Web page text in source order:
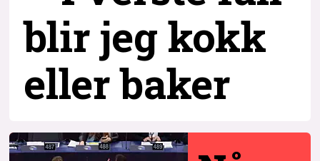
blir jeg kokk
eller baker